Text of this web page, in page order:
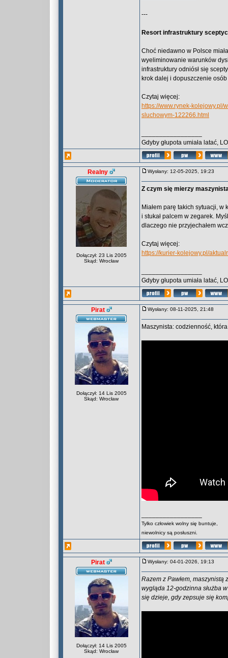
---
Resort infrastruktury
Choć niedawno w Polsce
wyeliminowanie warunków
infrastruktury odniósł się
krok dalej i dopuszczenie
Czytaj więcej:
https://www.rynek-
sluchowym-122266.html
Gdyby głupota umiała latać,
Realny
Dołączył: 23 Lis 2005
Skąd: Wrocław
Wysłany: 12-05-2025, 19:23
Z czym się mierzy
Miałem parę takich sytuacji, w
i stukał palcem w zegarek.
dlaczego nie przyjechałem
Czytaj więcej:
https://kurier-kolejowy.pl/
Gdyby głupota umiała latać,
Pirat
Dołączył: 14 Lis 2005
Skąd: Wrocław
Wysłany: 08-11-2025, 21:48
Maszynista: codzienność,
Tylko człowiek wolny się buntuje,
niewolnicy są posłuszni.
Pirat
Dołączył: 14 Lis 2005
Skąd: Wrocław
Wysłany: 04-01-2026, 19:13
Razem z Pawłem,
wygląda 12-godzinna służba
się dzieje, gdy zepsuje się